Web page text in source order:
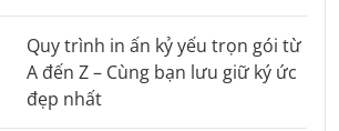
Quy trình in ấn kỷ yếu trọn gói từ
A đến Z – Cùng bạn lưu giữ ký ức
đẹp nhất